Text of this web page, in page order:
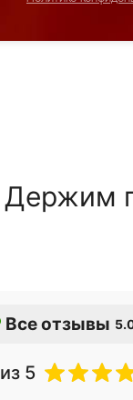
Держим
Все отзывы
из 5